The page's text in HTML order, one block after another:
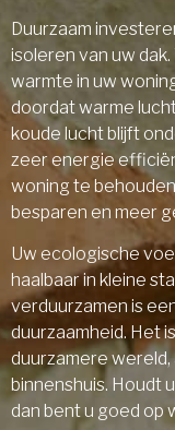
Duurzaam
isoleren van uw
warmte in uw
doordat warme
koude lucht blijft
zeer energie
woning te
besparen en meer
Uw ecologische
haalbaar in kleine
verduurzamen is
duurzaamheid. Het
duurzamere
binnenshuis. Houdt
dan bent u goed op